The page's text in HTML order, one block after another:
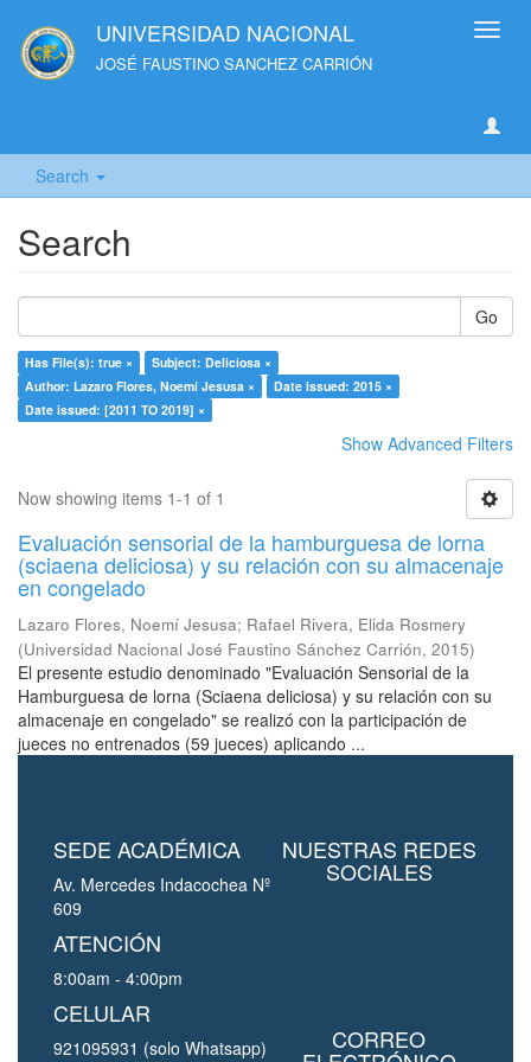
UNIVERSIDAD NACIONAL
JOSÉ FAUSTINO SANCHEZ CARRIÓN
Search
Search
Go
Has File(s): true ×
Subject: Deliciosa ×
Author: Lazaro Flores, Noemí Jesusa ×
Date issued: 2015 ×
Date issued: [2011 TO 2019] ×
Show Advanced Filters
Now showing items 1-1 of 1
Evaluación sensorial de la hamburguesa de lorna
(sciaena deliciosa) y su relación con su almacenaje
en congelado
Lazaro Flores, Noemí Jesusa; Rafael Rivera, Elida Rosmery
(Universidad Nacional José Faustino Sánchez Carrión, 2015)
El presente estudio denominado "Evaluación Sensorial de la
Hamburguesa de lorna (Sciaena deliciosa) y su relación con su
almacenaje en congelado" se realizó con la participación de
jueces no entrenados (59 jueces) aplicando ...
SEDE ACADÉMICA
Av. Mercedes Indacochea Nº
609
ATENCIÓN
8:00am - 4:00pm
CELULAR
921095931 (solo Whatsapp)
NUESTRAS REDES
SOCIALES
CORREO